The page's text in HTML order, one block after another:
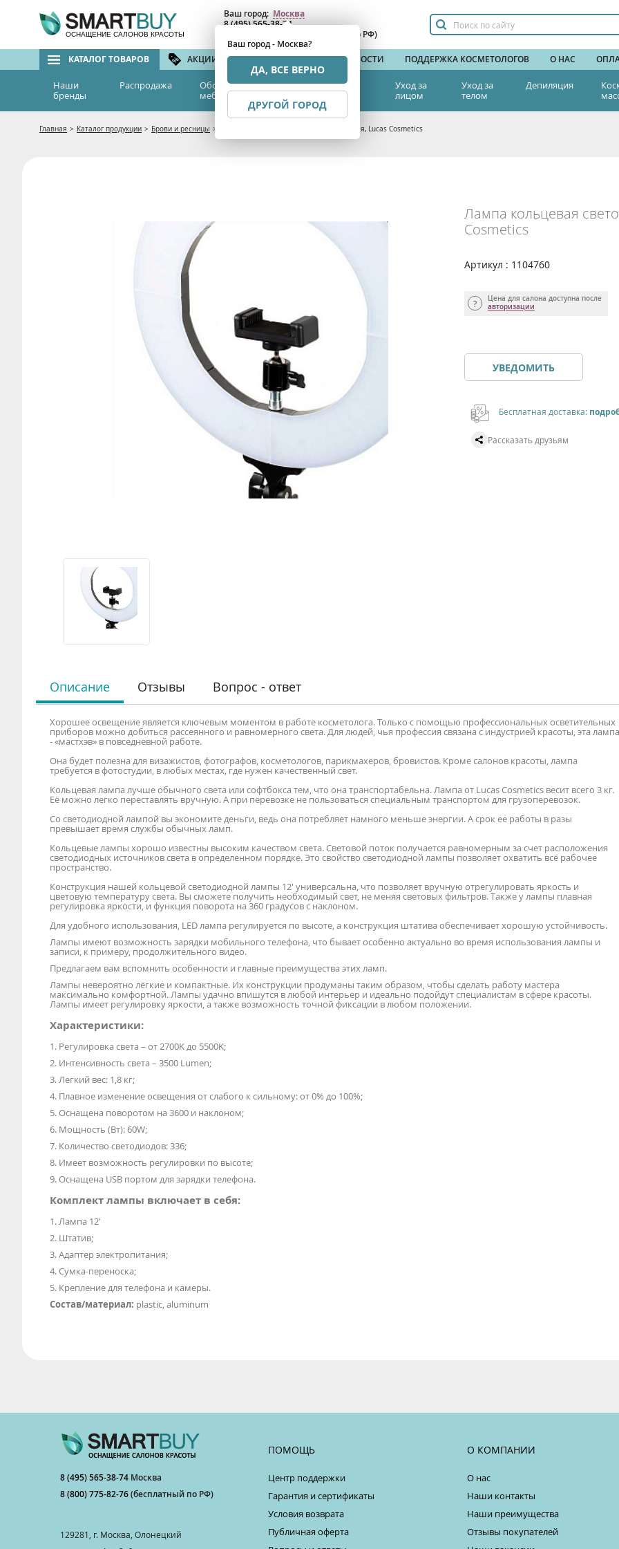
ОСНАЩЕНИЕ САЛОНОВ КРАСОТЫ
Ваш город: Москва
Ваш город - Москва?
ДА, ВСЕ ВЕРНО
ДРУГОЙ ГОРОД
8 (495) 565-38-74
(бесплатный по РФ)
КАТАЛОГ ТОВАРОВ АКЦИИ И СКИДКИ БРЕНДЫ НОВОСТИ ПОДДЕРЖКА КОСМЕТОЛОГОВ О НАС
Наши
бренды
Распродажа
Оборудование и
мебель
Эстетическая
медицина
Уход за
лицом
Уход за
телом
Депиляция
Главная > Каталог продукции > Брови и ресницы > Лампа кольцевая светодиодная 12',белая, Lucas Cosmetics
Лампа кольцевая
Cosmetics
Артикул : 1104760
Цена для салона доступна после
авторизации
УВЕДОМИТЬ
Бесплатная доставка:
Рассказать друзьям
Описание
Хорошее освещение является ключевым моментом в работе косметолога. Только с помощью профессиональных осветительных
приборов можно добиться рассеянного и равномерного света. Для людей, чья профессия связана с индустрией красоты, эта лампа
- «мастхэв» в повседневной работе.
Она будет полезна для визажистов, фотографов, косметологов, парикмахеров, бровистов. Кроме салонов красоты, лампа
требуется в фотостудии, в любых местах, где нужен качественный свет.
Кольцевая лампа лучше обычного света или софтбокса тем, что она транспортабельна. Лампа от Lucas Cosmetics весит всего 3 кг.
Её можно легко переставлять вручную. А при перевозке не пользоваться специальным транспортом для грузоперевозок.
Со светодиодной лампой вы экономите деньги, ведь она потребляет намного меньше энергии. А срок ее работы в разы
превышает время службы обычных ламп.
Кольцевые лампы хорошо известны высоким качеством света. Световой поток получается равномерным за счет расположения
светодиодных источников света в определенном порядке. Это свойство светодиодной лампы позволяет охватить всё рабочее
пространство.
Конструкция нашей кольцевой светодиодной лампы 12' универсальна, что позволяет вручную отрегулировать яркость и
цветовую температуру света. Вы сможете получить необходимый свет, не меняя световых фильтров. Также у лампы плавная
регулировка яркости, и функция поворота на 360 градусов с наклоном.
Для удобного использования, LED лампа регулируется по высоте, а конструкция штатива обеспечивает хорошую устойчивость.
Лампы имеют возможность зарядки мобильного телефона, что бывает особенно актуально во время использования лампы и
записи, к примеру, продолжительного видео.
Предлагаем вам вспомнить особенности и главные преимущества этих ламп.
Лампы невероятно лёгкие и компактные. Их конструкции продуманы таким образом, чтобы сделать работу мастера
максимально комфортной. Лампы удачно впишутся в любой интерьер и идеально подойдут специалистам в сфере красоты.
Лампы имеет регулировку яркости, а также возможность точной фиксации в любом положении.
Характеристики:
1. Регулировка света – от 2700K до 5500K;
2. Интенсивность света – 3500 Lumen;
3. Легкий вес: 1,8 кг;
4. Плавное изменение освещения от слабого к сильному: от 0% до 100%;
5. Оснащена поворотом на 3600 и наклоном;
6. Мощность (Вт): 60W;
7. Количество светодиодов: 336;
8. Имеет возможность регулировки по высоте;
9. Оснащена USB портом для зарядки телефона.
Комплект лампы включает в себя:
1. Лампа 12'
2. Штатив;
3. Адаптер электропитания;
4. Сумка-переноска;
5. Крепление для телефона и камеры.
Состав/материал: plastic, aluminum
Отзывы Вопрос - ответ
8 (495) 565-38-74 Москва
8 (800) 775-82-76(бесплатный по РФ)
129281, г. Москва, Олонецкий
ПОМОЩЬ
Центр поддержки
Гарантия и сертификаты
Условия возврата
Публичная оферта
О КОМПАНИИ
О нас
Наши контакты
Наши преимущества
Отзывы покупателей